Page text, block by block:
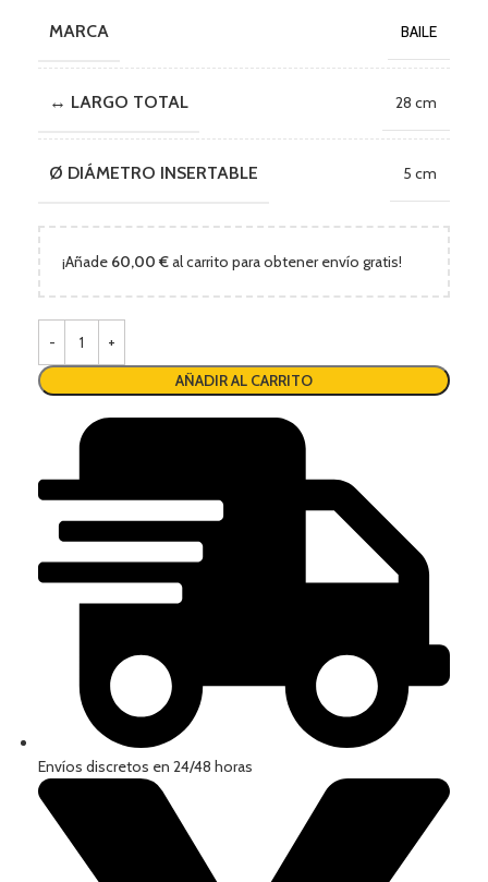
MARCA BAILE
↔ LARGO TOTAL 28 cm
Ø DIÁMETRO INSERTABLE 5 cm
¡Añade 60,00 €al carrito para obtener envío gratis!
AÑADIR AL CARRITO
Envíos discretos en 24/48 horas